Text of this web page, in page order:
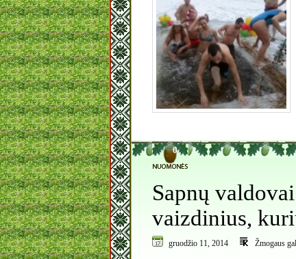
0
Sapnų
vaizdinius,
gruodžio 11, 2014 Žmogaus